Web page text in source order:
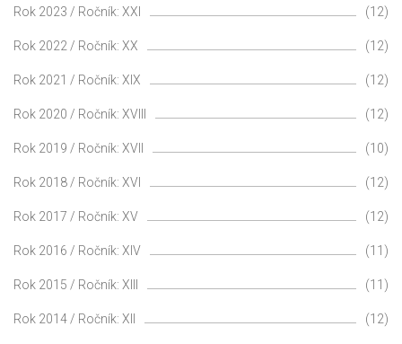
Rok 2023 / Ročník: XXI (12)
Rok 2022 / Ročník: XX (12)
Rok 2021 / Ročník: XIX (12)
Rok 2020 / Ročník: XVIII (12)
Rok 2019 / Ročník: XVII (10)
Rok 2018 / Ročník: XVI (12)
Rok 2017 / Ročník: XV (12)
Rok 2016 / Ročník: XIV (11)
Rok 2015 / Ročník: XIII (11)
Rok 2014 / Ročník: XII (12)